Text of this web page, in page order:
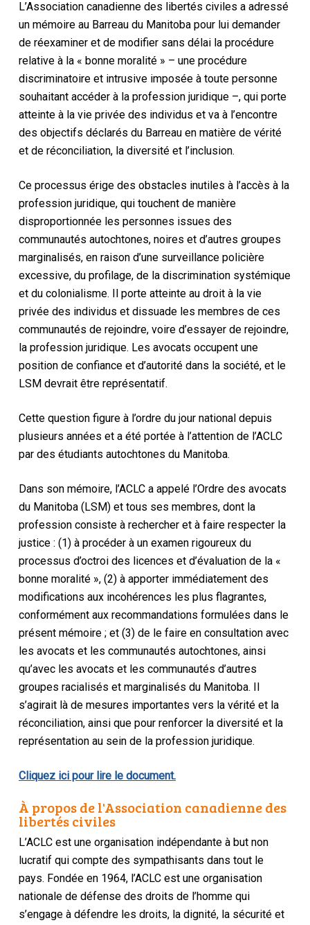
L’Association canadienne des libertés civiles a adressé
un mémoire au Barreau du Manitoba pour lui demander
de réexaminer et de modifier sans délai la procédure
relative à la « bonne moralité » – une procédure
discriminatoire et intrusive imposée à toute personne
souhaitant accéder à la profession juridique –, qui porte
atteinte à la vie privée des individus et va à l’encontre
des objectifs déclarés du Barreau en matière de vérité
et de réconciliation, la diversité et l’inclusion.
Ce processus érige des obstacles inutiles à l’accès à la
profession juridique, qui touchent de manière
disproportionnée les personnes issues des
communautés autochtones, noires et d’autres groupes
marginalisés, en raison d’une surveillance policière
excessive, du profilage, de la discrimination systémique
et du colonialisme. Il porte atteinte au droit à la vie
privée des individus et dissuade les membres de ces
communautés de rejoindre, voire d’essayer de rejoindre,
la profession juridique. Les avocats occupent une
position de confiance et d’autorité dans la société, et le
LSM devrait être représentatif.
Cette question figure à l’ordre du jour national depuis
plusieurs années et a été portée à l’attention de l’ACLC
par des étudiants autochtones du Manitoba.
Dans son mémoire, l’ACLC a appelé l’Ordre des avocats
du Manitoba (LSM) et tous ses membres, dont la
profession consiste à rechercher et à faire respecter la
justice : (1) à procéder à un examen rigoureux du
processus d’octroi des licences et d’évaluation de la «
bonne moralité », (2) à apporter immédiatement des
modifications aux incohérences les plus flagrantes,
conformément aux recommandations formulées dans le
présent mémoire ; et (3) de le faire en consultation avec
les avocats et les communautés autochtones, ainsi
qu’avec les avocats et les communautés d’autres
groupes racialisés et marginalisés du Manitoba. Il
s’agirait là de mesures importantes vers la vérité et la
réconciliation, ainsi que pour renforcer la diversité et la
représentation au sein de la profession juridique.
Cliquez ici pour lire le document.
À propos de l'Association canadienne des
libertés civiles
L’ACLC est une organisation indépendante à but non
lucratif qui compte des sympathisants dans tout le
pays. Fondée en 1964, l’ACLC est une organisation
nationale de défense des droits de l’homme qui
s’engage à défendre les droits, la dignité, la sécurité et